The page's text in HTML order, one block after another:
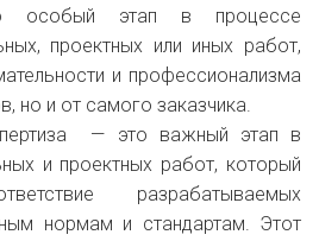
особый этап в процессе
проектных или иных работ,
и профессионализма
но и от самого заказчика.
— это важный этап в
и проектных работ, который
разрабатываемых
нормам и стандартам. Этот